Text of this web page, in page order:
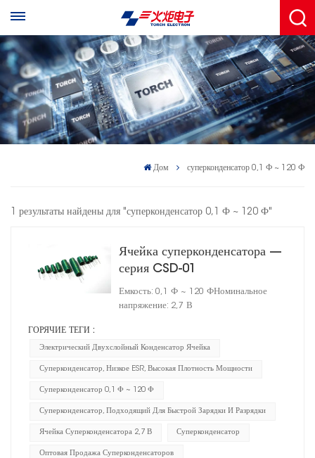
Дом суперконденсатор 0,1 Ф ~ 120 Ф
1 результаты найдены для "суперконденсатор 0,1 Ф ~ 120 Ф"
Ячейка суперконденсатора —
серия CSD-01
Емкость: 0,1 Ф ~ 120 ФНоминальное
напряжение: 2,7 В
ГОРЯЧИЕ ТЕГИ :
Электрический Двухслойный Конденсатор Ячейка
Суперконденсатор, Низкое ESR, Высокая Плотность Мощности
Суперконденсатор 0,1 Ф ~ 120 Ф
Суперконденсатор, Подходящий Для Быстрой Зарядки И Разрядки
Ячейка Суперконденсатора 2,7 В Суперконденсатор
Оптовая Продажа Суперконденсаторов